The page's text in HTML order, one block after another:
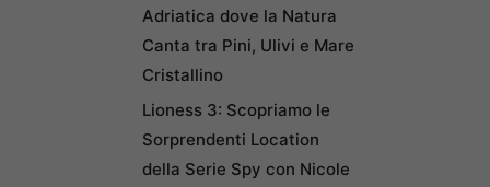
Adriatica dove la Natura
Canta tra Pini, Ulivi e Mare
Cristallino
Lioness 3: Scopriamo le
Sorprendenti Location
della Serie Spy con Nicole